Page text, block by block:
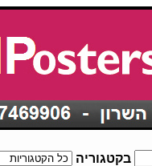
בקטגוריה